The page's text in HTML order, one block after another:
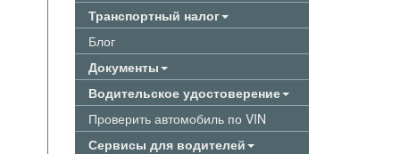
Транспортный налог
Блог
Документы
Водительское удостоверение
Проверить автомобиль по VIN
Сервисы для водителей